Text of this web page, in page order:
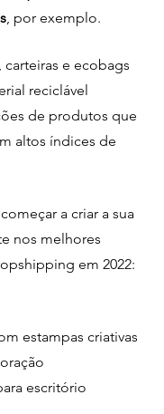
, por exemplo.
carteiras e ecobags
reciclável
de produtos que
altos índices de
a criar a sua
nos melhores
em 2022:
estampas criativas
escritório